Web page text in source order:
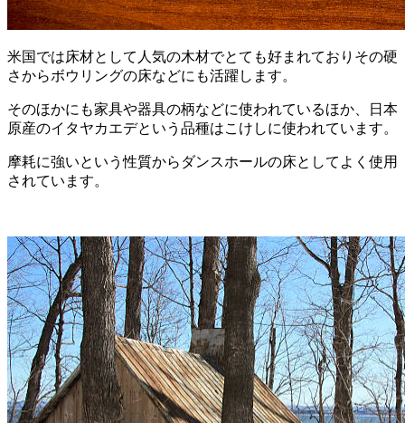
米国では床材として人気の木材でとても好まれておりその硬
さからボウリングの床などにも活躍します。
そのほかにも家具や器具の柄などに使われているほか、日本
原産のイタヤカエデという品種はこけしに使われています。
摩耗に強いという性質からダンスホールの床としてよく使用
されています。